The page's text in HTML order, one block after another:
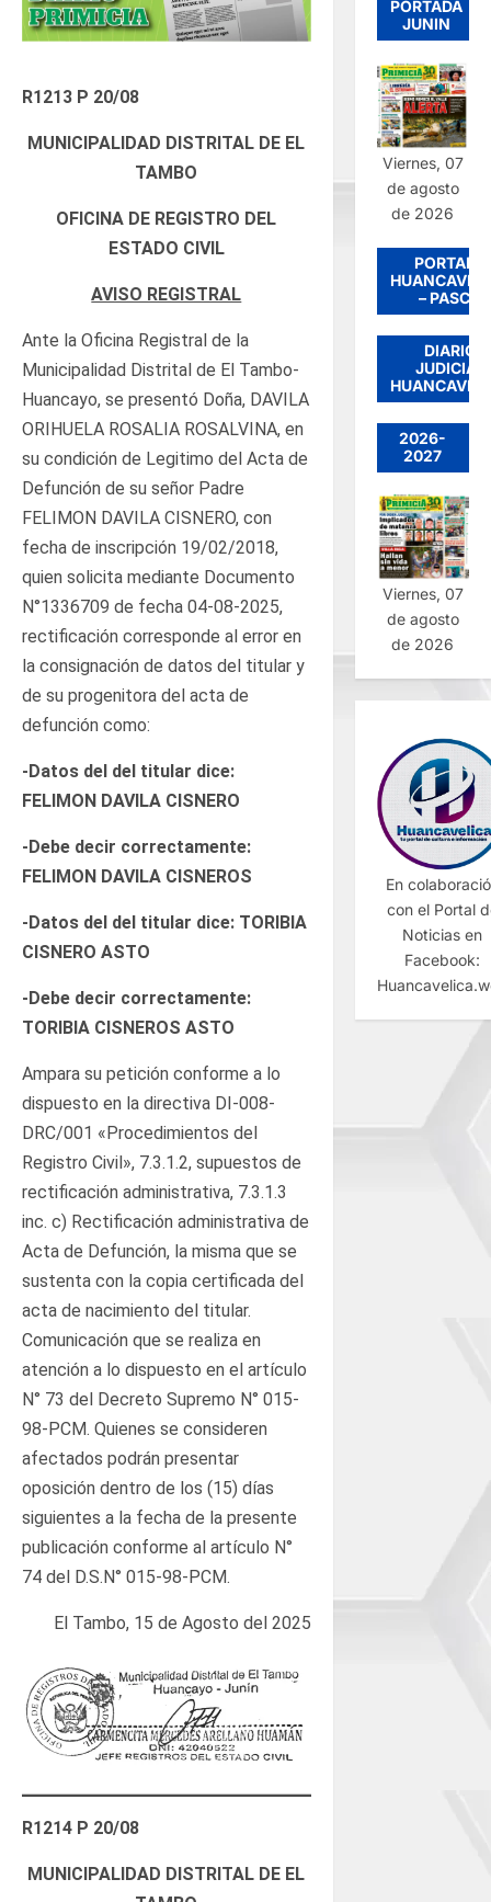
R1213 P 20/08
MUNICIPALIDAD DISTRITAL DE EL
TAMBO
OFICINA DE REGISTRO DEL
ESTADO CIVIL
AVISO REGISTRAL
Ante la Oficina Registral de la
Municipalidad Distrital de El Tambo-
Huancayo, se presentó Doña, DAVILA
ORIHUELA ROSALIA ROSALVINA, en
su condición de Legitimo del Acta de
Defunción de su señor Padre
FELIMON DAVILA CISNERO, con
fecha de inscripción 19/02/2018,
quien solicita mediante Documento
N°1336709 de fecha 04-08-2025,
rectificación corresponde al error en
la consignación de datos del titular y
de su progenitora del acta de
defunción como:
-Datos del del titular dice:
FELIMON DAVILA CISNERO
-Debe decir correctamente:
FELIMON DAVILA CISNEROS
-Datos del del titular dice: TORIBIA
CISNERO ASTO
-Debe decir correctamente:
TORIBIA CISNEROS ASTO
Ampara su petición conforme a lo
dispuesto en la directiva DI-008-
DRC/001 «Procedimientos del
Registro Civil», 7.3.1.2, supuestos de
rectificación administrativa, 7.3.1.3
inc. c) Rectificación administrativa de
Acta de Defunción, la misma que se
sustenta con la copia certificada del
acta de nacimiento del titular.
Comunicación que se realiza en
atención a lo dispuesto en el artículo
N° 73 del Decreto Supremo N° 015-
98-PCM. Quienes se consideren
afectados podrán presentar
oposición dentro de los (15) días
siguientes a la fecha de la presente
publicación conforme al artículo N°
74 del D.S.N° 015-98-PCM.
El Tambo, 15 de Agosto del 2025
R1214 P 20/08
MUNICIPALIDAD DISTRITAL DE EL
PORTADA
JUNIN
Viernes, 07
de agosto
de 2026
PORTADA
– PASCO
DIARIO
JUDICIAL
2026-
2027
Viernes, 07
de agosto
de 2026
En
con el Portal
Noticias en
Facebook: